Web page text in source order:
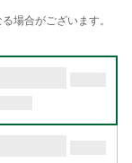
場合がございます。